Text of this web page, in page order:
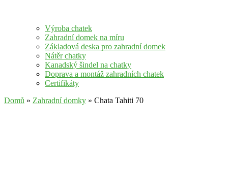
Výroba chatek
Zahradní domek na míru
Základová deska pro zahradní domek
Nátěr chatky
Kanadský šindel na chatky
Doprava a montáž zahradních chatek
Certifikáty
Domů » Zahradní domky » Chata Tahiti 70